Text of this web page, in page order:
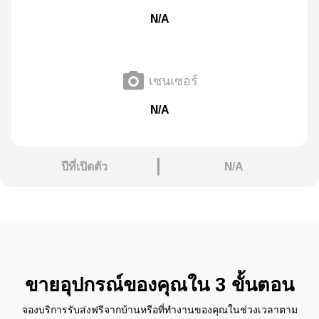
N/A
เซนเซอร์
N/A
ปีที่เปิดตัว N/A
ขายอุปกรณ์ของคุณใน 3 ขั้นตอน
จองบริการรับส่งฟรีจากบ้านหรือที่ทำงานของคุณในช่วงเวลาตาม